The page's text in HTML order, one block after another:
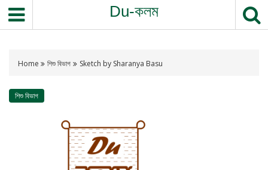
Du-কলম
Home শিশু বিভাগ Sketch by Sharanya Basu
শিশু বিভাগ